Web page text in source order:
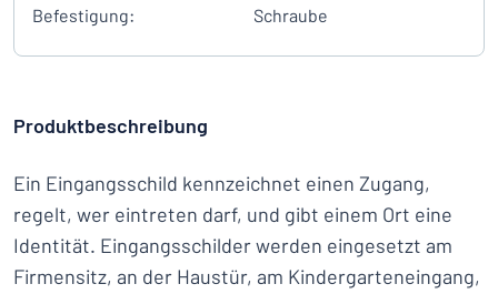
Befestigung:
Schraube
Produktbeschreibung
Ein Eingangsschild kennzeichnet einen Zugang,
regelt, wer eintreten darf, und gibt einem Ort eine
Identität. Eingangsschilder werden eingesetzt am
Firmensitz, an der Haustür, am Kindergarteneingang,